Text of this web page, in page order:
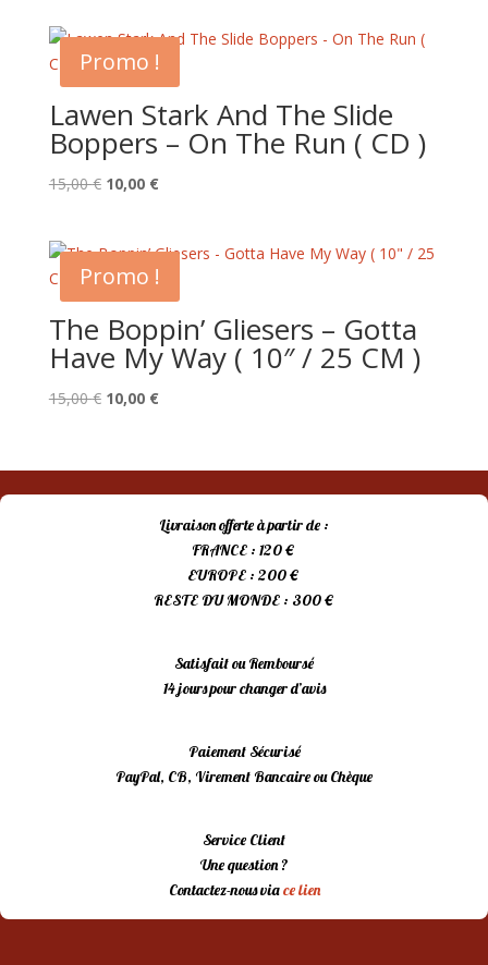
Promo !
Lawen Stark And The Slide
Boppers – On The Run ( CD )
15,00€ Le
était :
15,00 €.
10,00 €Le
est :
10,00 €.
Promo !
The Boppin’ Gliesers – Gotta
Have My Way ( 10″ / 25 CM )
15,00€ Le
était :
15,00 €.
10,00 €Le
est :
10,00 €.
Livraison offerte à partir de :
FRANCE : 120 €
EUROPE : 200 €
RESTE DU MONDE : 300 €
Satisfait ou Remboursé
14 jours pour changer d’avis
Paiement Sécurisé
PayPal, CB, Virement Bancaire ou Chèque
Service Client
Une question ?
Contactez-nous viace lien